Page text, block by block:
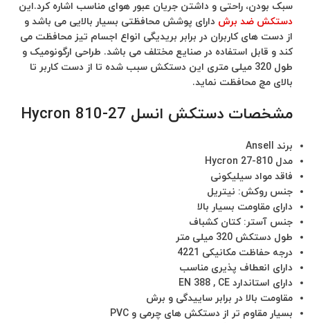
سبک بودن، راحتی و داشتن جریان عبور هوای مناسب اشاره کرد.این
دستکش ضد برش دارای پوشش محافظتی بسیار بالایی می باشد و
از دست های کاربران در برابر بریدیگی انواع اجسام تیز محافظت می
کند و قابل استفاده در صنایع مختلف می باشد. طراحی ارگونومیک و
طول 320 میلی متری این دستکش سبب شده تا از دست کاربر تا
بالای مچ محافظت نماید.
مشخصات دستکش انسل 27-810 Hycron
برند Ansell
مدل 810-27 Hycron
فاقد مواد سیلیکونی
جنس روکش: نیتریل
دارای مقاومت بسیار بالا
جنس آستر: کتان کشباف
طول دستکش 320 میلی متر
درجه حفاظت مکانیکی 4221
دارای انعطاف پذیری مناسب
دارای استاندارد EN 388 , CE
مقاومت بالا در برابر ساییدگی و برش
بسیار مقاوم تر از دستکش های چرمی و PVC